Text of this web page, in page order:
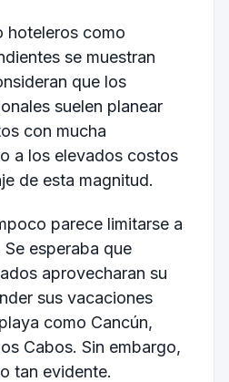
hoteleros como
se muestran
que los
suelen planear
con mucha
a los elevados costos
de esta magnitud.
parece limitarse a
esperaba que
aprovecharan su
sus vacaciones
como Cancún,
Cabos. Sin embargo,
tan evidente.